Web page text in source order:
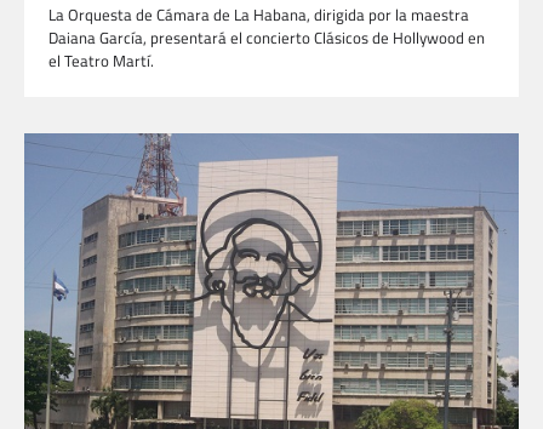
La Orquesta de Cámara de La Habana, dirigida por la maestra
Daiana García, presentará el concierto Clásicos de Hollywood en
el Teatro Martí.